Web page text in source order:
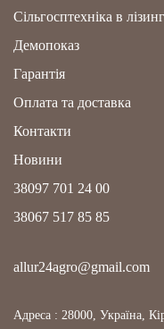
Сільгосптехніка в лізинг
Демопоказ
Гарантія
Оплата та доставка
Контакти
Новини
38097 701 24 00
38067 517 85 85
allur24agro@gmail.com
Адреса : 28000, Україна,